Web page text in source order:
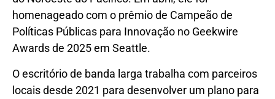
homenageado com o prêmio de Campeão de
Políticas Públicas para Innovação no Geekwire
Awards de 2025 em Seattle.
O escritório de banda larga trabalha com parceiros
locais desde 2021 para desenvolver um plano para